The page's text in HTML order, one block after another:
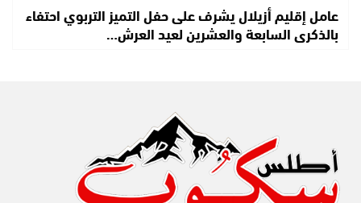
عامل إقليم أزيلال يشرف على حفل التميز التربوي احتفاء
بالذكرى السابعة والعشرين لعيد العرش…